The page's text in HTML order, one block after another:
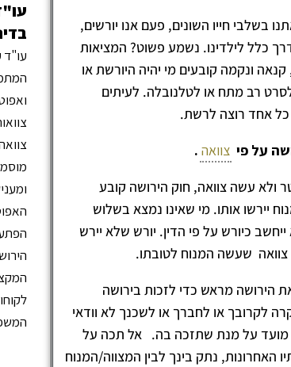
בשלבי חייו השונים, פעם אנו יורשים,
כלל לילדינו. נשמע פשוט? המציאות
ונקמה קובעים מי יהיה היורשת או
רב מתח או לטלנובלה. לעיתים
כל אחד רוצה לרשת.
על פי צוואה .
ולא עשה צוואה, חוק הירושה קובע
יירשו אותו. מי שאינו נמצא בשלוש
כיורש על פי הדין. יורש שלא יירש
צוואה שעשה המנוח לטובתו.
הירושה מראש כדי לזכות בירושה
לקרובך או לחברך או לשכנך לא וודאי
מועד על מנת שתזכה בה. אל תכה על
נתק בינך לבין המצווה/המנוח
עו"ד